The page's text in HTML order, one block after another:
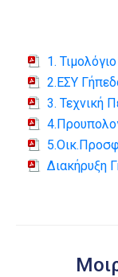
1.
2.ΕΣΥ
3. Τεχνική
Διακήρυξη